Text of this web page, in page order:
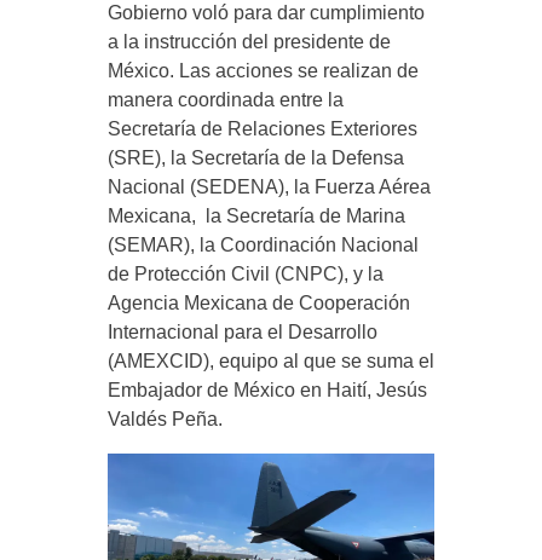
Gobierno voló para dar cumplimiento
a la instrucción del presidente de
México. Las acciones se realizan de
manera coordinada entre la
Secretaría de Relaciones Exteriores
(SRE), la Secretaría de la Defensa
Nacional (SEDENA), la Fuerza Aérea
Mexicana, la Secretaría de Marina
(SEMAR), la Coordinación Nacional
de Protección Civil (CNPC), y la
Agencia Mexicana de Cooperación
Internacional para el Desarrollo
(AMEXCID), equipo al que se suma el
Embajador de México en Haití, Jesús
Valdés Peña.